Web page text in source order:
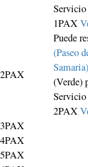
1PAX
2PAX
Puede
(Paseo
Samaria)
(Verde)
2PAX
3PAX
4PAX
5PAX